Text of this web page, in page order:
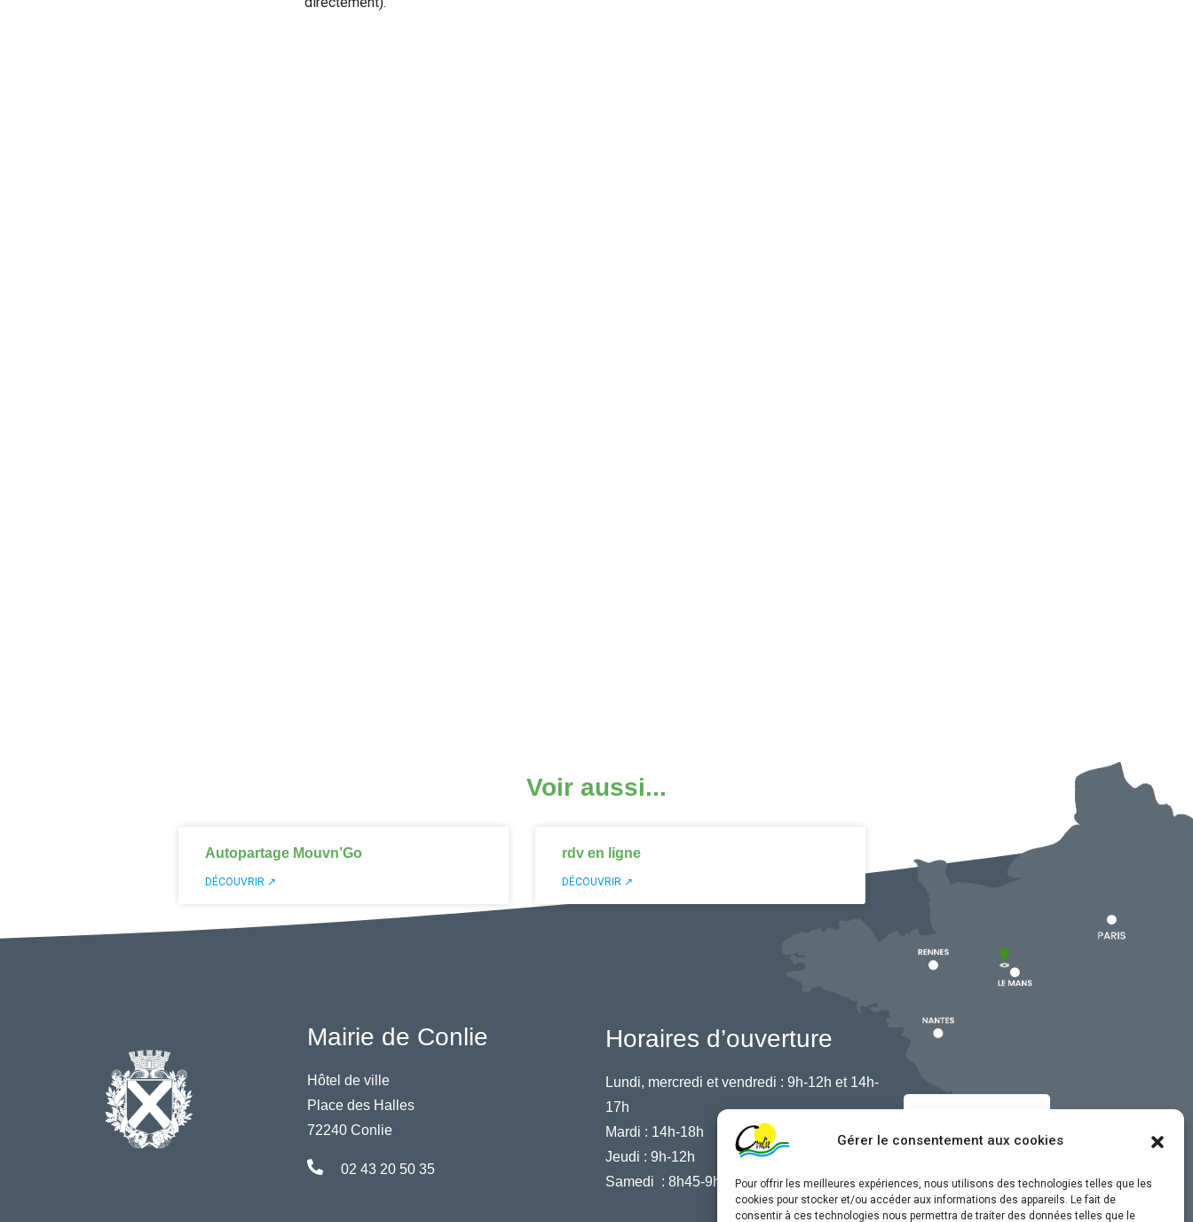
Gérer le consentement aux cookies
Pour offrir les meilleures expériences, nous utilisons des technologies telles que les
cookies pour stocker et/ou accéder aux informations des appareils. Le fait de
consentir à ces technologies nous permettra de traiter des données telles que le
Voir aussi...
Autopartage Mouvn’Go
DÉCOUVRIR ↗
rdv en ligne
DÉCOUVRIR ↗
Mairie de Conlie
Hôtel de ville
Place des Halles
72240 Conlie
02 43 20 50 35
Horaires d’ouverture
Lundi, mercredi et vendredi : 9h-12h et 14h-
17h
Mardi : 14h-18h
Jeudi : 9h-12h
Samedi : 8h45-9h45